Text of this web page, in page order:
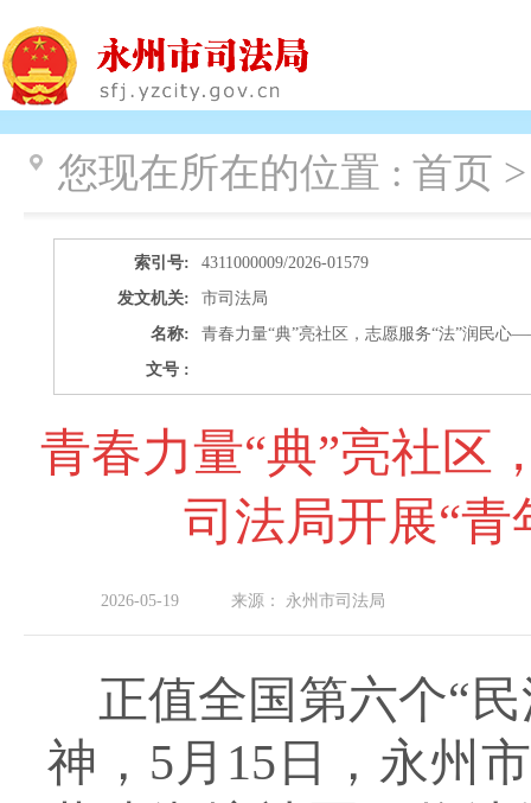
您现在所在的位置 : 首页
索引号:
4311000009/2026-01579
发文机关:
市司法局
名称:
青春力量“典”亮社区，志愿服务“法”润民
文号 :
青春力量“典”亮社
司法局开展“
2026-05-19 来源： 永州市司法局
正值全国第六个“
神， 5月15日，永州